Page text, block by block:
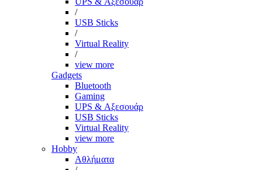
/
USB Sticks
/
Virtual Reality
/
view more
Gadgets
Bluetooth
Gaming
UPS & Αξεσουάρ
USB Sticks
Virtual Reality
view more
Hobby
Αθλήματα